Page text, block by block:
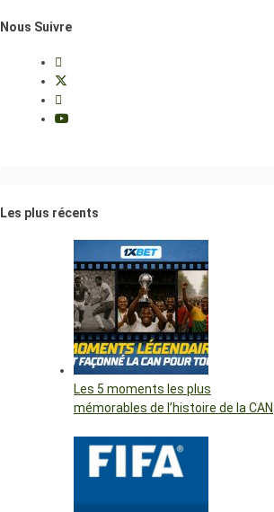
Nous Suivre
Les plus récents
Les 5 moments les plus
mémorables de l’histoire de la CAN